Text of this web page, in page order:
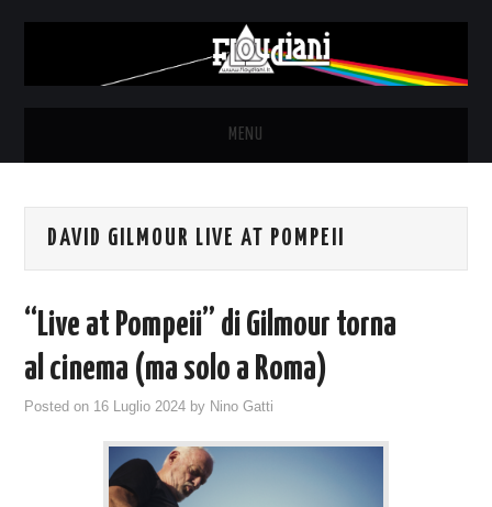
MENU
NEWS
SYD BARRETT – ALLE SOGLIE
DELL’ALBA
DAVID GILMOUR LIVE AT POMPEII
“Live at Pompeii” di Gilmour torna
al cinema (ma solo a Roma)
Posted on 16 Luglio 2024 by Nino Gatti